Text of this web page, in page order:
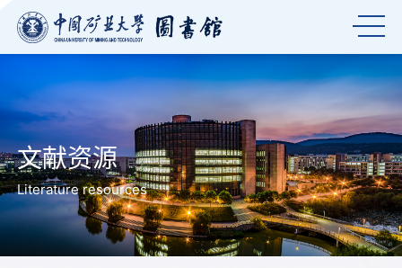
文献资源
Literature resources